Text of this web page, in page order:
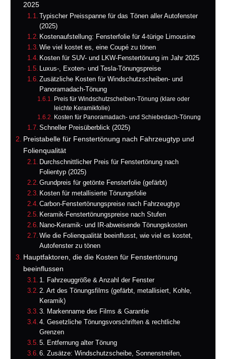
2025
Typischer Preisspanne für das Tönen aller Autofenster
(2025)
Kostenaufstellung: Fensterfolie für 4-türige Limousine
Wie viel kostet es, eine Coupé zu tönen
Kosten für SUV- und LKW-Fenstertönung im Jahr 2025
Luxus-, Exoten- und Tesla-Tönungspreise
Zusätzliche Kosten für Windschutzscheiben- und
Panoramadach-Tönung
Preis für Windschutzscheiben-Tönung (klare oder
leichte Keramikfolie)
Kosten für Panoramadach- und Schiebedach-Tönung
Schneller Preisüberblick (2025)
Preistabelle für Fenstertönung nach Fahrzeugtyp und
Folienqualität
Durchschnittlicher Preis für Fenstertönung nach
Folientyp (2025)
Grundpreis für getönte Fensterfolie (gefärbt)
Kosten für metallisierte Tönungsfolie
Carbon-Fenstertönungspreise nach Fahrzeugtyp
Keramik-Fenstertönungspreise nach Stufen
Nano-Keramik- und IR-abweisende Tönungskosten
Wie die Folienqualität beeinflusst, wie viel es kostet,
Autofenster zu tönen
Hauptfaktoren, die die Kosten für Fenstertönung
beeinflussen
1. Fahrzeuggröße & Anzahl der Fenster
2. Art des Tönungsfilms (gefärbt, metallisiert, Kohle,
Keramik)
3. Markenname des Films & Garantie
4. Gesetzliche Tönungsvorschriften & rechtliche
Grenzen
5. Entfernung alter Tönung
6. Zusätze: Windschutzscheibe, Sonnenstreifen,